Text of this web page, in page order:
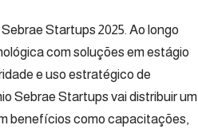
Startups 2025. Ao longo
com soluções em estágio
e uso estratégico de
Sebrae Startups vai distribuir um
benefícios como capacitações,